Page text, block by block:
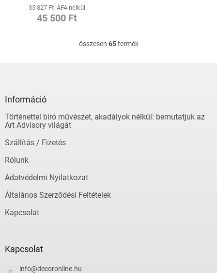
35 827 Ft ÁFA nélkül
45 500 Ft
L
á
n
e
összesen 65termék
Információ
Történettel bíró művészet, akadályok nélkül: bemutatjuk az
Art Advisory világát
Szállítás / Fizetés
Rólunk
Adatvédelmi Nyilatkozat
Általános Szerződési Feltételek
Kapcsolat
Kapcsolat
info@decoronline.hu